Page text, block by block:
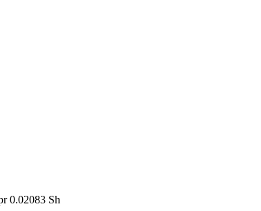
0.02083 Sh